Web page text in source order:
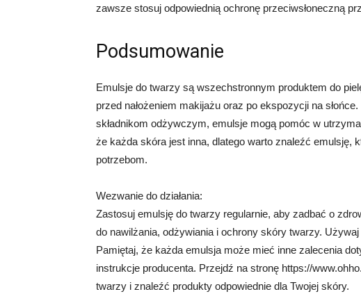
zawsze stosuj odpowiednią ochronę przeciwsłoneczną
Podsumowanie
Emulsje do twarzy są wszechstronnym produktem do
przed nałożeniem makijażu oraz po ekspozycji na
składnikom odżywczym, emulsje mogą pomóc w
że każda skóra jest inna, dlatego warto znaleźć emulsję,
potrzebom.
Wezwanie do działania:
Zastosuj emulsję do twarzy regularnie, aby zadbać o
do nawilżania, odżywiania i ochrony skóry twarzy.
Pamiętaj, że każda emulsja może mieć inne zalecenia
instrukcje producenta. Przejdź na stronę https://
twarzy i znaleźć produkty odpowiednie dla Twojej skóry.